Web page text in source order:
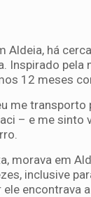
Aldeia, há
Inspirado
12 meses
me
– e me sinto
morava em
inclusive
encontrava